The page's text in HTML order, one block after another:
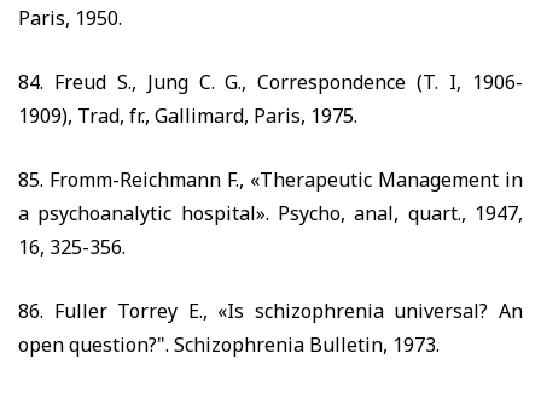
Paris, 1950.
84. Freud S., Jung C. G., Correspondence (T. I, 1906-
1909), Trad, fr., Gallimard, Paris, 1975.
85. Fromm-Reichmann F., «Therapeutic Management in
a psychoanalytic hospital». Psycho, anal, quart., 1947,
16, 325-356.
86. Fuller Torrey E., «Is schizophrenia universal? An
open question?". Schizophrenia Bulletin, 1973.